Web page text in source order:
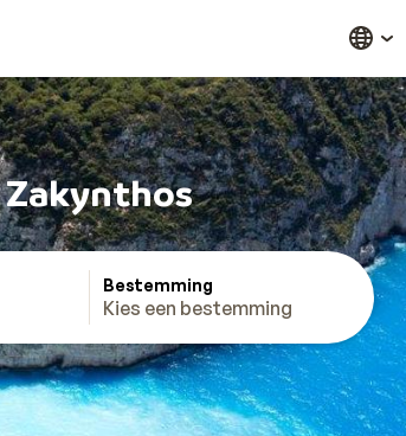
Bestemming
Kies een bestemming